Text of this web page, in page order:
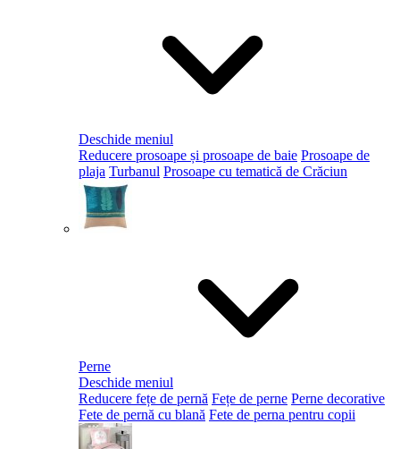
Deschide meniul
Reducere prosoape și prosoape de baie Prosoape de
plaja Turbanul Prosoape cu tematică de Crăciun
Perne
Deschide meniul
Reducere fețe de pernă Fețe de perne Perne decorative
Fete de pernă cu blană Fete de perna pentru copii